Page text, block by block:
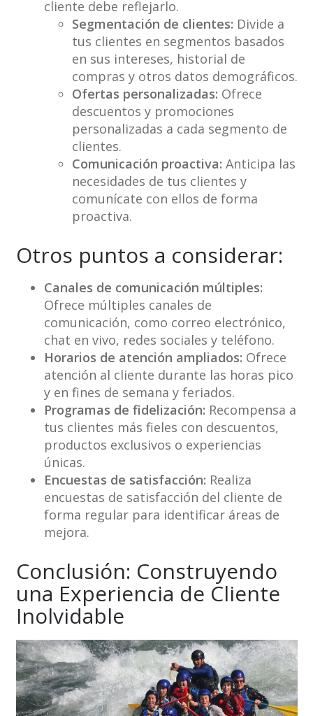
cliente debe reflejarlo.
Segmentación de clientes: Divide a
tus clientes en segmentos basados
en sus intereses, historial de
compras y otros datos demográficos.
Ofertas personalizadas: Ofrece
descuentos y promociones
personalizadas a cada segmento de
clientes.
Comunicación proactiva: Anticipa las
necesidades de tus clientes y
comunícate con ellos de forma
proactiva.
Otros puntos a considerar:
Canales de comunicación múltiples:
Ofrece múltiples canales de
comunicación, como correo electrónico,
chat en vivo, redes sociales y teléfono.
Horarios de atención ampliados: Ofrece
atención al cliente durante las horas pico
y en fines de semana y feriados.
Programas de fidelización: Recompensa a
tus clientes más fieles con descuentos,
productos exclusivos o experiencias
únicas.
Encuestas de satisfacción: Realiza
encuestas de satisfacción del cliente de
forma regular para identificar áreas de
mejora.
Conclusión: Construyendo
una Experiencia de Cliente
Inolvidable